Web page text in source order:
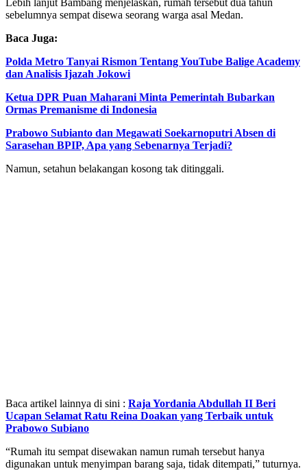
Lebih lanjut Bambang menjelaskan, rumah tersebut dua tahun
sebelumnya sempat disewa seorang warga asal Medan.
Baca Juga:
Polda Metro Tanyai Rismon Tentang YouTube Balige Academy
dan Analisis Ijazah Jokowi
Ketua DPR Puan Maharani Minta Pemerintah Bubarkan
Ormas Premanisme di Indonesia
Prabowo Subianto dan Megawati Soekarnoputri Absen di
Sarasehan BPIP, Apa yang Sebenarnya Terjadi?
Namun, setahun belakangan kosong tak ditinggali.
Baca artikel lainnya di sini : Raja Yordania Abdullah II Beri
Ucapan Selamat Ratu Reina Doakan yang Terbaik untuk
Prabowo Subiano
“Rumah itu sempat disewakan namun rumah tersebut hanya
digunakan untuk menyimpan barang saja, tidak ditempati,” tuturnya.